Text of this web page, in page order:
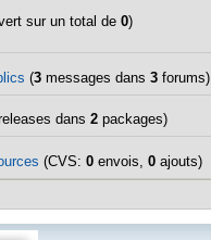
sur un total de 0)
(3messages dans 3forums)
dans 2packages)
(CVS: 0envois, 0ajouts)